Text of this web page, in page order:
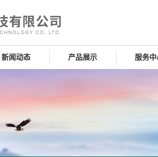
新闻动态 产品展示 服务中